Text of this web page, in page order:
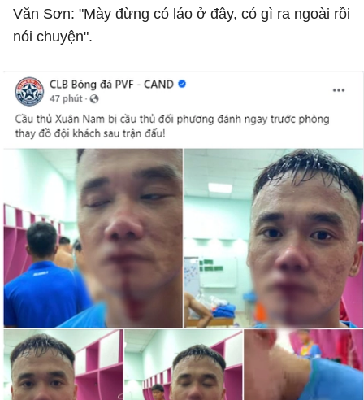
Văn Sơn: "Mày đừng có láo ở đây, có gì ra ngoài rồi
nói chuyện".